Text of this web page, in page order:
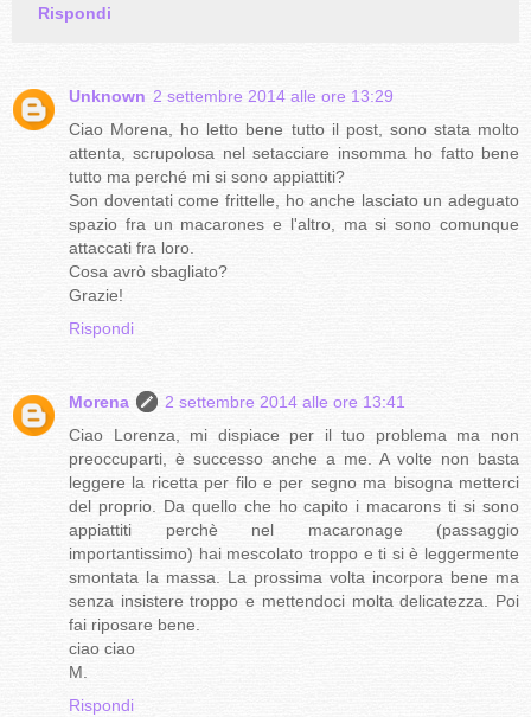
Rispondi
Unknown 2 settembre 2014 alle ore 13:29
Ciao Morena, ho letto bene tutto il post, sono stata molto
attenta, scrupolosa nel setacciare insomma ho fatto bene
tutto ma perché mi si sono appiattiti?
Son doventati come frittelle, ho anche lasciato un adeguato
spazio fra un macarones e l'altro, ma si sono comunque
attaccati fra loro.
Cosa avrò sbagliato?
Grazie!
Rispondi
Morena
2 settembre 2014 alle ore 13:41
Ciao Lorenza, mi dispiace per il tuo problema ma non
preoccuparti, è successo anche a me. A volte non basta
leggere la ricetta per filo e per segno ma bisogna metterci
del proprio. Da quello che ho capito i macarons ti si sono
appiattiti perchè nel macaronage (passaggio
importantissimo) hai mescolato troppo e ti si è leggermente
smontata la massa. La prossima volta incorpora bene ma
senza insistere troppo e mettendoci molta delicatezza. Poi
fai riposare bene.
ciao ciao
M.
Rispondi